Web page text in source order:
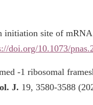
initiation site of
doi.org/10.1073/
-1 ribosomal
J. 19, 3580-3588